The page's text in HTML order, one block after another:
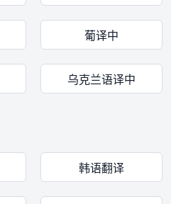
葡译中
乌克兰语译中
韩语翻译